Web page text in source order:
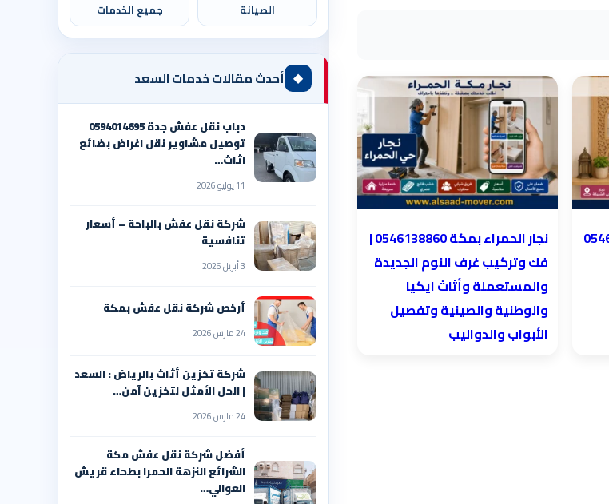
نجار الحمراء بمكة 0546138860⁩ |
فك وتركيب غرف النوم الجديدة
والمستعملة وأثاث ايكيا
والوطنية والصينية وتفصيل
الأبواب والدواليب
الصيانة جميع الخدمات
◆ أحدث مقالات خدمات السعد
دباب نقل عفش جدة 0594014695
توصيل مشاوير نقل اغراض بضائع
اثاث…
11 يوليو 2026
شركة نقل عفش بالباحة – أسعار
تنافسية
3 أبريل 2026
أرخص شركة نقل عفش بمكة
24 مارس 2026
شركة تخزين أثاث بالرياض : السعد
| الحل الأمثل لتخزين آمن…
24 مارس 2026
أفضل شركة نقل عفش مكة
الشرائع النزهة الحمرا بطحاء قريش
العوالي…